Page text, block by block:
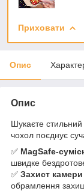
Приховати
Опис
Опис
Шукаєте
чохол поєднує
✅ MagSafe-
швидке
✅ Захист камери
обрамлення